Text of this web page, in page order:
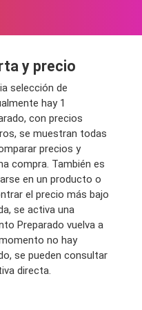
y precio
selección de
hay 1
con precios
se muestran todas
precios y
compra. También es
en un producto o
el precio más bajo
se activa una
Preparado vuelva a
no hay
se pueden consultar
directa.